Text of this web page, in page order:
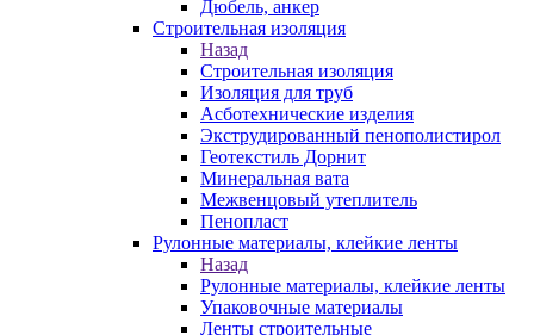
Дюбель, анкер
Строительная изоляция
Назад
Строительная изоляция
Изоляция для труб
Асботехнические изделия
Экструдированный пенополистирол
Геотекстиль Дорнит
Минеральная вата
Межвенцовый утеплитель
Пенопласт
Рулонные материалы, клейкие ленты
Назад
Рулонные материалы, клейкие ленты
Упаковочные материалы
Ленты строительные